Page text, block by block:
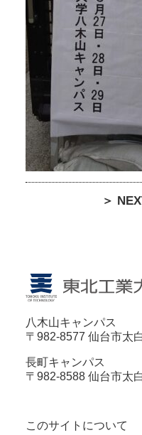
＞
八木山キャンパス
〒982-8577 仙台市太
長町キャンパス
〒982-8588 仙台市太
このサイトについて